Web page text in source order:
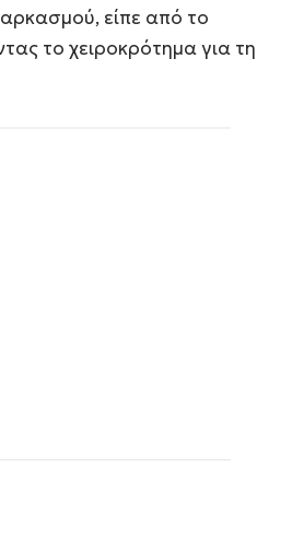
είπε από το
το χειροκρότημα για τη